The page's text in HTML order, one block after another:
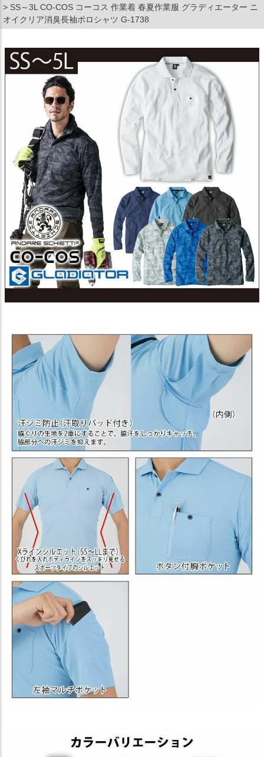
SS～3L CO-COS コーコス 作業着 春夏作業服 グラディエーター ニ
オイクリア消臭長袖ポロシャツ G-1738